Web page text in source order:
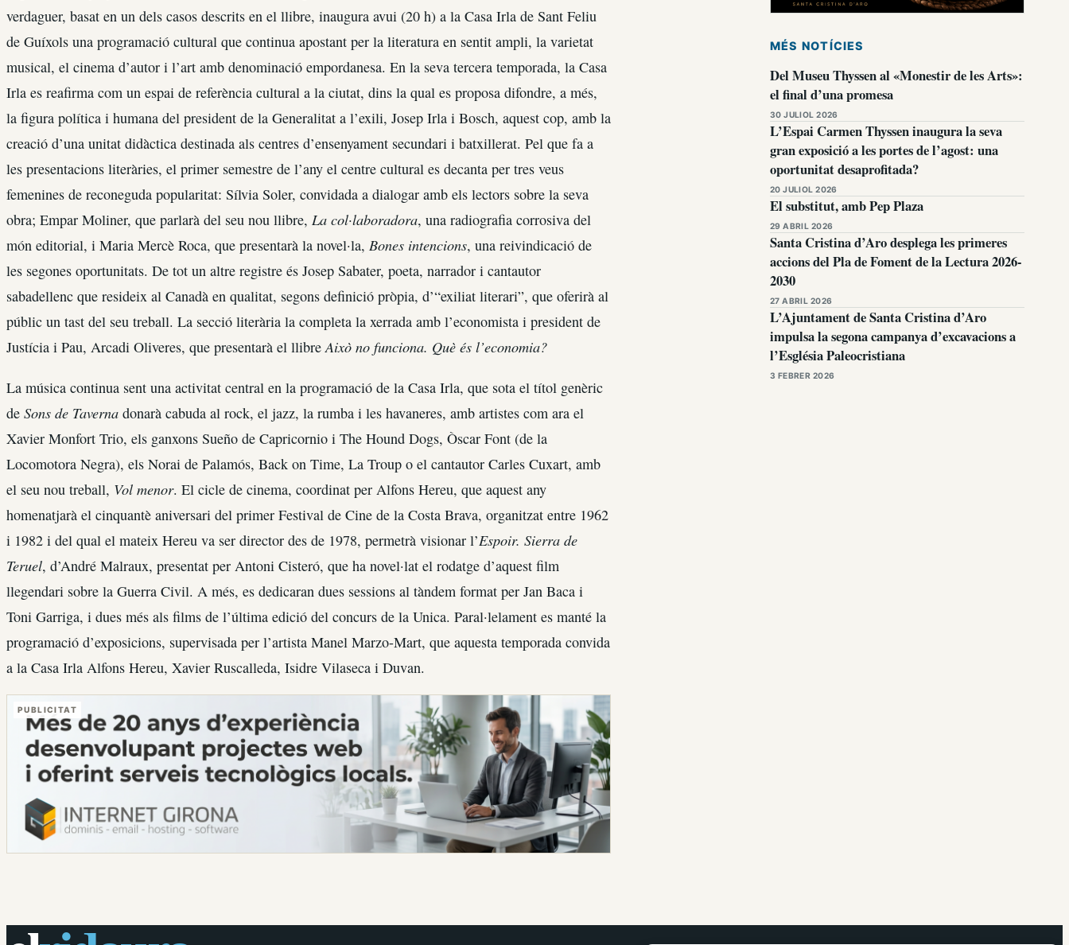
verdaguer, basat en un dels casos descrits en el llibre, inaugura avui (20 h) a la Casa Irla de Sant Feliu
de Guíxols una programació cultural que continua apostant per la literatura en sentit ampli, la varietat
musical, el cinema d’autor i l’art amb denominació empordanesa. En la seva tercera temporada, la Casa
Irla es reafirma com un espai de referència cultural a la ciutat, dins la qual es proposa difondre, a més,
la figura política i humana del president de la Generalitat a l’exili, Josep Irla i Bosch, aquest cop, amb la
creació d’una unitat didàctica destinada als centres d’ensenyament secundari i batxillerat. Pel que fa a
les presentacions literàries, el primer semestre de l’any el centre cultural es decanta per tres veus
femenines de reconeguda popularitat: Sílvia Soler, convidada a dialogar amb els lectors sobre la seva
obra; Empar Moliner, que parlarà del seu nou llibre, La col·laboradora, una radiografia corrosiva del
món editorial, i Maria Mercè Roca, que presentarà la novel·la, Bones intencions, una reivindicació de
les segones oportunitats. De tot un altre registre és Josep Sabater, poeta, narrador i cantautor
sabadellenc que resideix al Canadà en qualitat, segons definició pròpia, d’“exiliat literari”, que oferirà al
públic un tast del seu treball. La secció literària la completa la xerrada amb l’economista i president de
Justícia i Pau, Arcadi Oliveres, que presentarà el llibreAixò no funciona. Què és l’economia?
La música continua sent una activitat central en la programació de la Casa Irla, que sota el títol genèric
de Sons de Taverna donarà cabuda al rock, el jazz, la rumba i les havaneres, amb artistes com ara el
Xavier Monfort Trio, els ganxons Sueño de Capricornio i The Hound Dogs, Òscar Font (de la
Locomotora Negra), els Norai de Palamós, Back on Time, La Troup o el cantautor Carles Cuxart, amb
el seu nou treball, Vol menor. El cicle de cinema, coordinat per Alfons Hereu, que aquest any
homenatjarà el cinquantè aniversari del primer Festival de Cine de la Costa Brava, organitzat entre 1962
i 1982 i del qual el mateix Hereu va ser director des de 1978, permetrà visionar l’Espoir. Sierra de
Teruel, d’André Malraux, presentat per Antoni Cisteró, que ha novel·lat el rodatge d’aquest film
llegendari sobre la Guerra Civil. A més, es dedicaran dues sessions al tàndem format per Jan Baca i
Toni Garriga, i dues més als films de l’última edició del concurs de la Unica. Paral·lelament es manté la
programació d’exposicions, supervisada per l’artista Manel Marzo-Mart, que aquesta temporada convida
a la Casa Irla Alfons Hereu, Xavier Ruscalleda, Isidre Vilaseca i Duvan.
PUBLICITAT
MÉS NOTÍCIES
Del Museu Thyssen al «Monestir de les Arts»:
el final d’una promesa
30 JULIOL 2026
L’Espai Carmen Thyssen inaugura la seva
gran exposició a les portes de l’agost: una
oportunitat desaprofitada?
20 JULIOL 2026
El substitut, amb Pep Plaza
29 ABRIL 2026
Santa Cristina d’Aro desplega les primeres
accions del Pla de Foment de la Lectura 2026-
2030
27 ABRIL 2026
L’Ajuntament de Santa Cristina d’Aro
impulsa la segona campanya d’excavacions a
l’Església Paleocristiana
3 FEBRER 2026